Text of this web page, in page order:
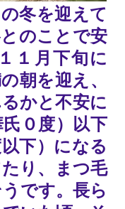
冬を迎えて
のことで安
１月下旬に
朝を迎え、
かと不安に
０度）以下
下）になる
り、まつ毛
です。長ら